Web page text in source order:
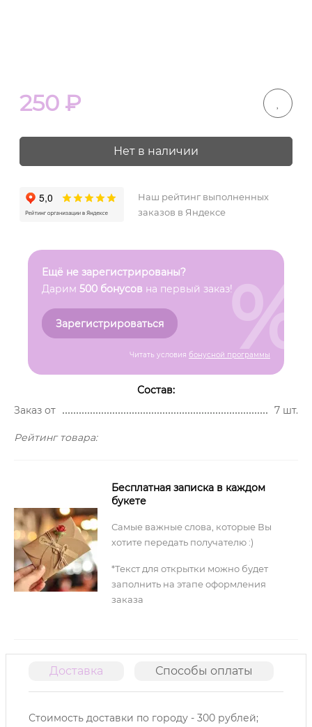
250 ₽
Нет в наличии
Наш рейтинг выполненных
заказов в Яндексе
Ещё не зарегистрированы?
Дарим 500 бонусов на первый заказ!
Зарегистрироваться
Читать условия бонусной программы
%
Состав:
Заказ от
7 шт.
Рейтинг товара:
Бесплатная записка в каждом
букете
Самые важные слова, которые Вы
хотите передать получателю :)
*Текст для открытки можно будет
заполнить на этапе оформления
заказа
Доставка Способы оплаты
Стоимость доставки по городу - 300 рублей;